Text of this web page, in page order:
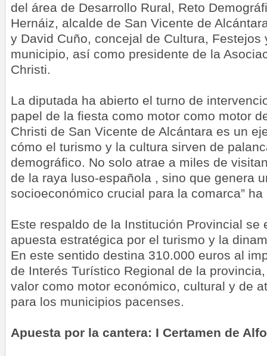
del área de Desarrollo Rural, Reto
Hernáiz, alcalde de San Vicente de
y David Cuño, concejal de Cultura, Festejos
municipio, así como presidente de la
Christi.
La diputada ha abierto el turno de
papel de la fiesta como motor como motor
Christi de San Vicente de Alcántara es un
cómo el turismo y la cultura sirven de
demográfico. No solo atrae a miles de
de la raya luso-española , sino que genera
socioeconómico crucial para la comarca” ha
Este respaldo de la Institución Provincial se
apuesta estratégica por el turismo y la
En este sentido destina 310.000 euros al
de Interés Turístico Regional de la
valor como motor económico, cultural y de
para los municipios pacenses.
Apuesta por la cantera: I Certamen de